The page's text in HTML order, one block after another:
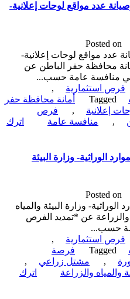
مواقع لوحات إعلانية-
مواقع لوحات إعلانية-
حفر الباطن عن
عامة حسب...
استثمارية
,
أمانة محافظة حفر
,
فرص
منافسة عامة
وزارة البيئة
وزارة البيئة والمياه
عن *تمديد الفرص
استثمارية
,
فرصة
, مشتل زراعي
,
والزراعة